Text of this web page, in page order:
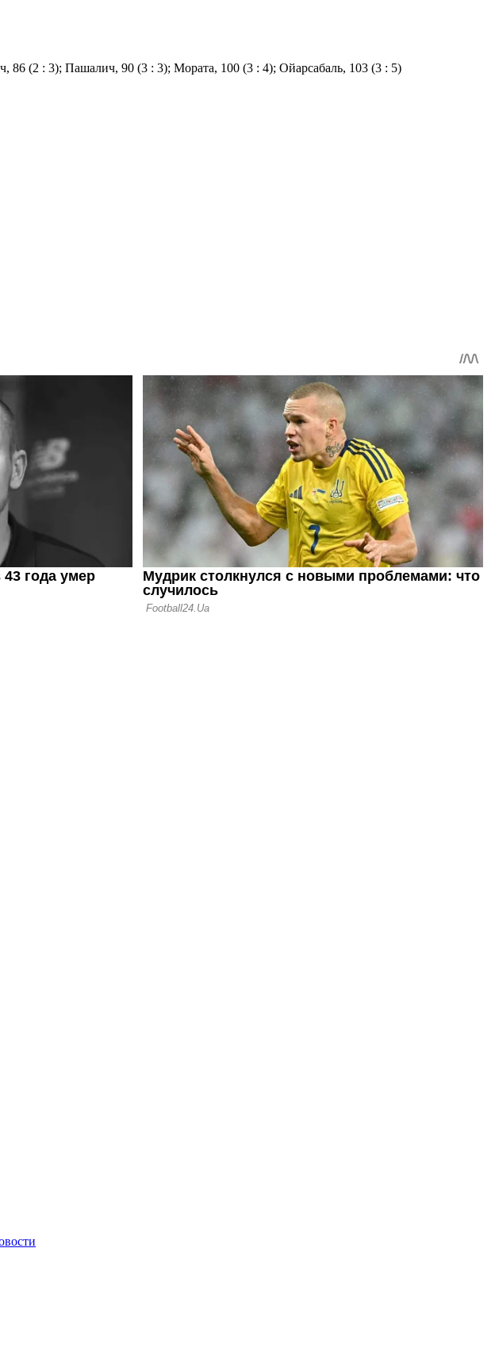
(2 : 3); Пашалич, 90 (3 : 3); Мората, 100 (3 : 4); Ойарсабаль, 103 (3 : 5)